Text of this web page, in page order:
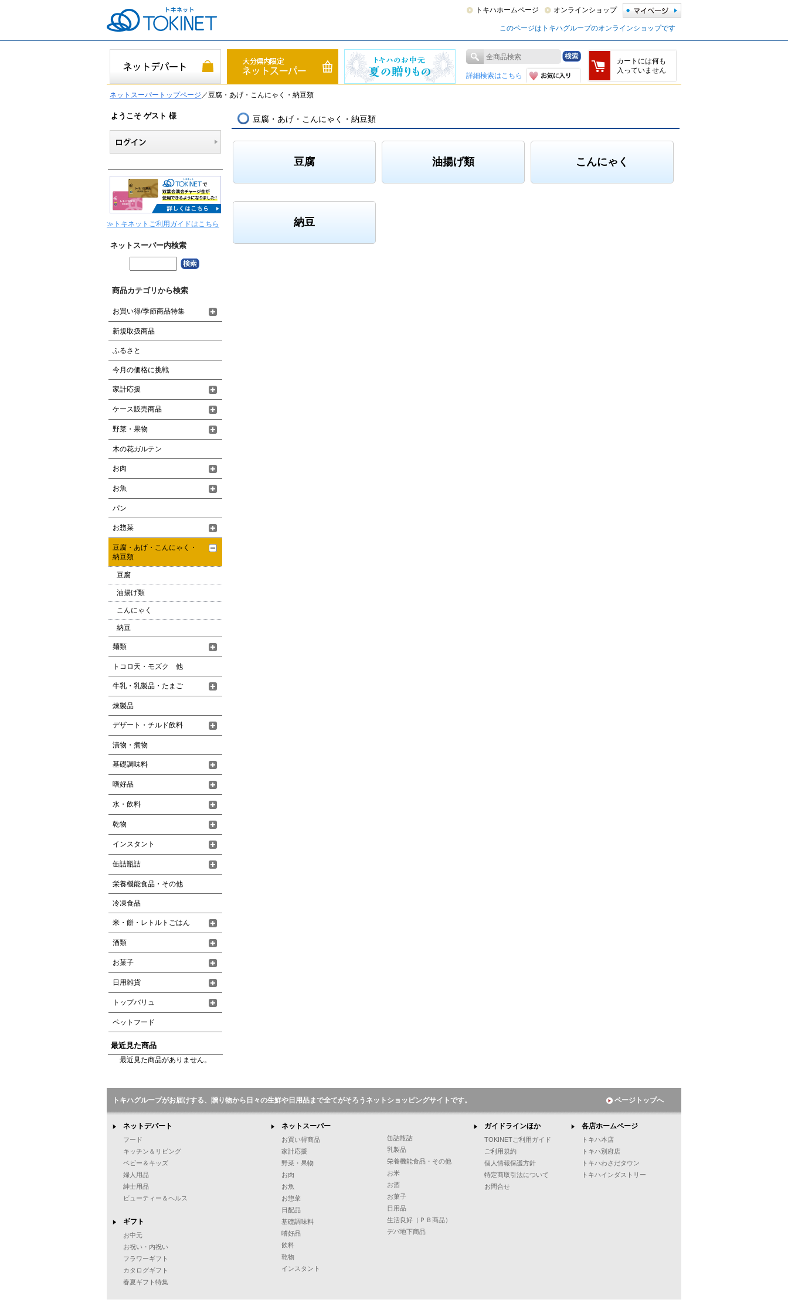
トキハホームページ オンラインショップ
このページはトキハグループのオンラインショップです
詳細検索はこちら
カートには何も
入っていません
ネットスーパートップページ ／豆腐・あげ・こんにゃく・納豆類
豆腐・あげ・こんにゃく・納豆類
豆腐 油揚げ類 こんにゃく
納豆
ようこそ ゲスト 様
≫トキネットご利用ガイドはこちら
ネットスーパー内検索
商品カテゴリから検索
お買い得/季節商品特集
新規取扱商品
ふるさと
今月の価格に挑戦
家計応援
ケース販売商品
野菜・果物
木の花ガルテン
お肉
お魚
パン
お惣菜
豆腐・あげ・こんにゃく・
納豆類
豆腐
油揚げ類
こんにゃく
納豆
麺類
トコロ天・モズク 他
牛乳・乳製品・たまご
煉製品
デザート・チルド飲料
漬物・煮物
基礎調味料
嗜好品
水・飲料
乾物
インスタント
缶詰瓶詰
栄養機能食品・その他
冷凍食品
米・餅・レトルトごはん
酒類
お菓子
日用雑貨
トップバリュ
ペットフード
最近見た商品
最近見た商品がありません。
トキハグループがお届けする、贈り物から日々の生鮮や日用品まで全てがそろうネットショッピングサイトです。 ページトップへ
ネットデパート
フード
キッチン＆リビング
ベビー＆キッズ
婦人用品
紳士用品
ビューティー＆ヘルス
ギフト
お中元
お祝い・内祝い
フラワーギフト
カタログギフト
春夏ギフト特集
ネットスーパー
お買い得商品
家計応援
野菜・果物
お肉
お魚
お惣菜
日配品
基礎調味料
嗜好品
飲料
乾物
インスタント
缶詰瓶詰
乳製品
栄養機能食品・その他
お米
お酒
お菓子
日用品
生活良好（ＰＢ商品）
デパ地下商品
ガイドラインほか
TOKINETご利用ガイド
ご利用規約
個人情報保護方針
特定商取引法について
お問合せ
各店ホームページ
トキハ本店
トキハ別府店
トキハわさだタウン
トキハインダストリー